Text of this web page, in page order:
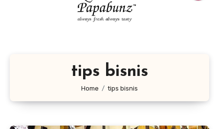
tips bisnis
Home tips bisnis